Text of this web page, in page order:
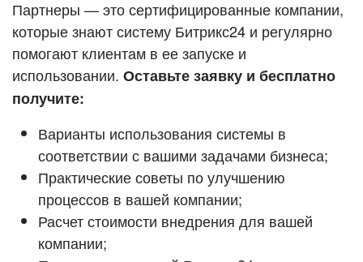
ВХОД
ВХОД
Смотреть видеокейсы
Партнеры — это сертифицированные компании,
которые знают систему Битрикс24 и регулярно
помогают клиентам в ее запуске и
использовании. Оставьте заявку и бесплатно
получите:
Варианты использования системы в
соответствии с вашими задачами бизнеса;
Практические советы по улучшению
процессов в вашей компании;
Расчет стоимости внедрения для вашей
компании;